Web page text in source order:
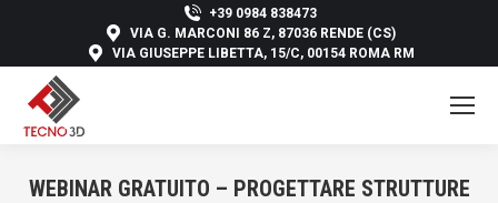
+39 0984 838473
VIA G. MARCONI 86 Z, 87036 RENDE (CS)
VIA GIUSEPPE LIBETTA, 15/C, 00154 ROMA RM
WEBINAR GRATUITO – PROGETTARE STRUTTURE